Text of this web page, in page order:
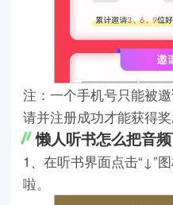
注：一个手机号只能被
请并注册成功才能获得奖
懒人听书怎么把音
1、在听书界面点击“↓”
啦。